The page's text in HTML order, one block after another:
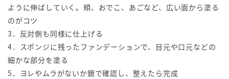
ように伸ばしていく。頬、おでこ、あごなど、広い面から塗る
のがコツ
3．反対側も同様に仕上げる
4．スポンジに残ったファンデーションで、目元や口元などの
細かな部分を塗る
5．ヨレやムラがないか鏡で確認し、整えたら完成